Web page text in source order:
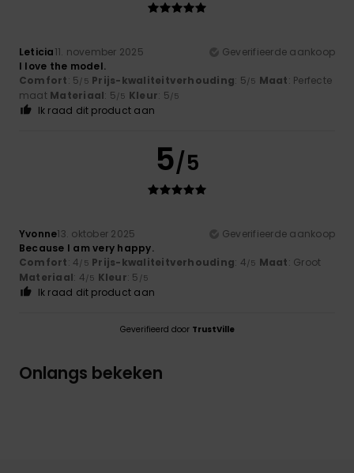
Leticia11. november 2025
Geverifieerde aankoop
I love the model.
Comfort: 5/5 Prijs-kwaliteitverhouding: 5/5 Maat: Perfecte
maat Materiaal: 5/5 Kleur: 5/5
Ik raad dit product aan
5/5
Yvonne13. oktober 2025
Geverifieerde aankoop
Because I am very happy.
Comfort: 4/5 Prijs-kwaliteitverhouding: 4/5 Maat: Groot
Materiaal: 4/5 Kleur: 5 /5
Ik raad dit product aan
Geverifieerd door TrustVille
Onlangs bekeken